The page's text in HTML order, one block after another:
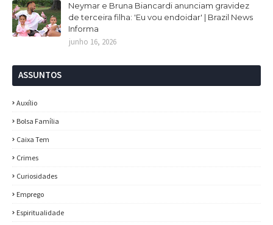
Neymar e Bruna Biancardi anunciam gravidez
de terceira filha: 'Eu vou endoidar' | Brazil News
Informa
junho 16, 2026
ASSUNTOS
Auxílio
Bolsa Família
Caixa Tem
Crimes
Curiosidades
Emprego
Espiritualidade